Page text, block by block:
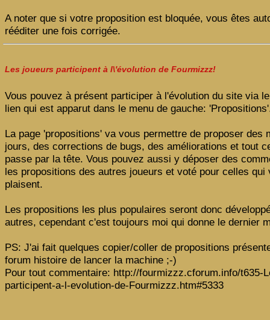
A noter que si votre proposition est bloquée, vous êtes
rééditer une fois corrigée.
Les joueurs participent à l\'évolution de Fourmizzz!
Vous pouvez à présent participer à l'évolution du site via
lien qui est apparut dans le menu de gauche:
La page 'propositions' va vous permettre de proposer des
jours, des corrections de bugs, des améliorations et tout
passe par la tête. Vous pouvez aussi y déposer des
les propositions des autres joueurs et voté pour celles qui
plaisent.
Les propositions les plus populaires seront donc
autres, cependant c'est toujours moi qui donne le dernier
PS: J'ai fait quelques copier/coller de propositions
forum histoire de lancer la machine ;-)
Pour tout commentaire: http://fourmizzz.cforum.info/t635-
participent-a-l-evolution-de-Fourmizzz.htm#5333